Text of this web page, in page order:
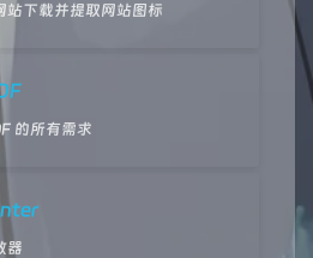
站下载并提取网站图标
的所有需求
器